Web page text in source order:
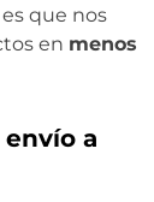
que nos
en menos
a